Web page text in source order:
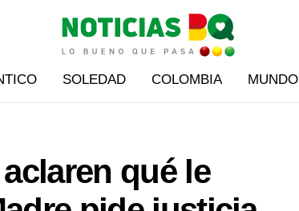
SOLEDAD COLOMBIA MUNDO
qué le